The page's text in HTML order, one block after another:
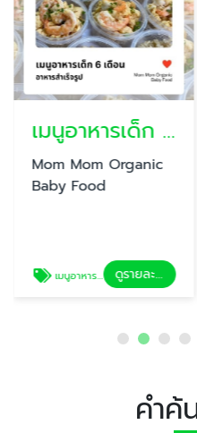
เมนูอาหารเด็ก 6 เดือน
Mom Mom Organic
Baby Food
เมนูอาหารเด็ก 6 เดือน ดูรายละเอียด
คำค้